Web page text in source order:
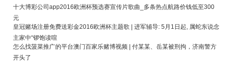
十大博彩公司app2016欧洲杯预选赛宣传片歌曲_多条热点航路价钱低至300
元
皇冠赌场注册免费送彩金2016欧洲杯主题歌 | 进军辅导: 5月1日起, 属蛇东说念
主家中“锣饱读喧
怎么找菠菜推广的平台澳门百家乐赌博视频 | 付某某、岳某被刑拘，济南警方
开头了